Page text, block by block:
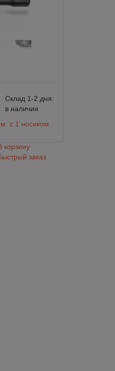
Склад 1-2 дня:
в наличии
с 1 носиком
корзину
заказ